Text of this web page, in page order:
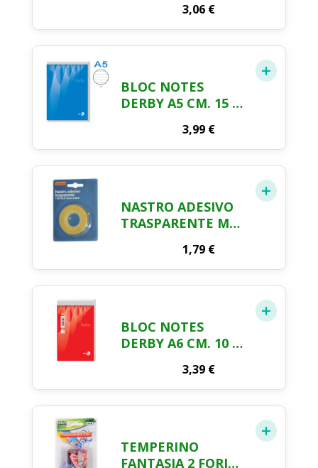
3,06 €
BLOC NOTES
DERBY A5 CM. 15 X
3,99 €
NASTRO ADESIVO
TRASPARENTE MM.
1,79 €
BLOC NOTES
DERBY A6 CM. 10 X
3,39 €
TEMPERINO
FANTASIA 2 FORI